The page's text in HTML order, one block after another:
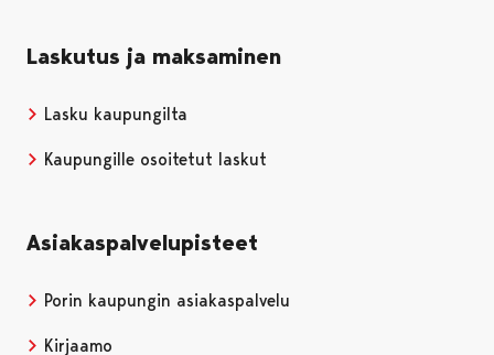
Laskutus ja maksaminen
Lasku kaupungilta
Kaupungille osoitetut laskut
Asiakaspalvelupisteet
Porin kaupungin asiakaspalvelu
Kirjaamo